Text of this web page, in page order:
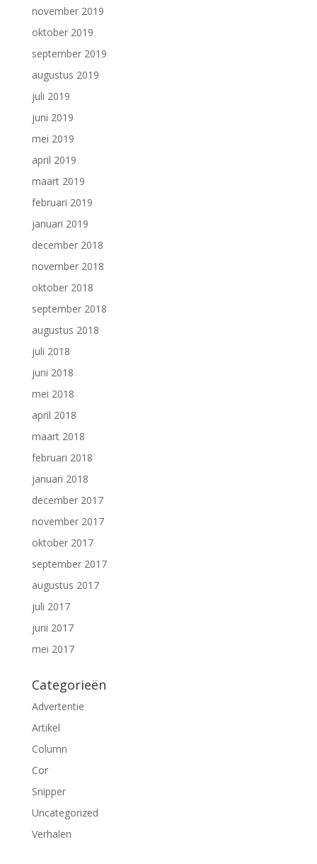
november 2019
oktober 2019
september 2019
augustus 2019
juli 2019
juni 2019
mei 2019
april 2019
maart 2019
februari 2019
januari 2019
december 2018
november 2018
oktober 2018
september 2018
augustus 2018
juli 2018
juni 2018
mei 2018
april 2018
maart 2018
februari 2018
januari 2018
december 2017
november 2017
oktober 2017
september 2017
augustus 2017
juli 2017
juni 2017
mei 2017
Categorieën
Advertentie
Artikel
Column
Cor
Snipper
Uncategorized
Verhalen